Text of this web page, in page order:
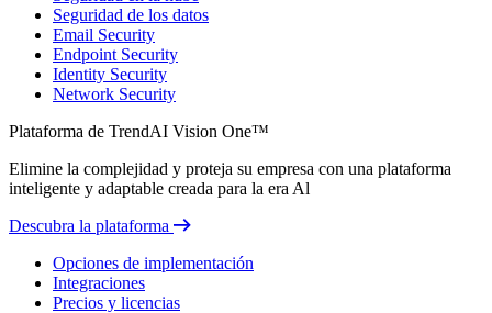
Seguridad de los datos
Email Security
Endpoint Security
Identity Security
Network Security
Plataforma de TrendAI Vision One™
Elimine la complejidad y proteja su empresa con una plataforma
inteligente y adaptable creada para la era Al
Descubra la plataforma
Opciones de implementación
Integraciones
Precios y licencias